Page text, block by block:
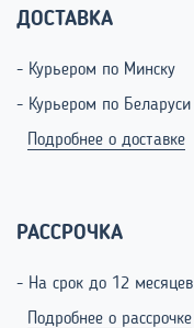
ДОСТАВКА
- Курьером по Минску
- Курьером по Беларуси
Подробнее о доставке
РАССРОЧКА
- На срок до 12 месяцев
Подробнее о рассрочке